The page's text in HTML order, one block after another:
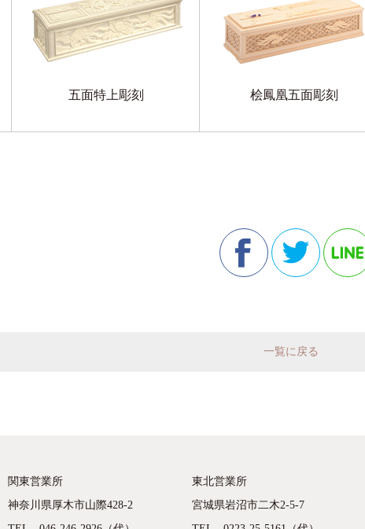
五面特上彫刻 桧鳳凰五面彫刻
一覧に戻る
関東営業所
神奈川県厚木市山際428-2
東北営業所
宮城県岩沼市二木2-5-7